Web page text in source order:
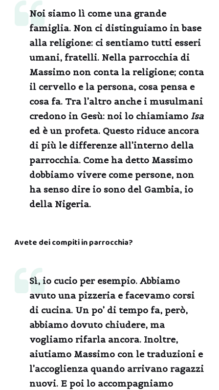
Noi siamo lì come una grande
famiglia. Non ci distinguiamo in base
alla religione: ci sentiamo tutti esseri
umani, fratelli. Nella parrocchia di
Massimo non conta la religione; conta
il cervello e la persona, cosa pensa e
cosa fa. Tra l’altro anche i musulmani
credono in Gesù: noi lo chiamiamo Isa
ed è un profeta. Questo riduce ancora
di più le differenze all’interno della
parrocchia. Come ha detto Massimo
dobbiamo vivere come persone, non
ha senso dire io sono del Gambia, io
della Nigeria.
Avete dei compiti in parrocchia?
Sì, io cucio per esempio. Abbiamo
avuto una pizzeria e facevamo corsi
di cucina. Un po’ di tempo fa, però,
abbiamo dovuto chiudere, ma
vogliamo rifarla ancora. Inoltre,
aiutiamo Massimo con le traduzioni e
l’accoglienza quando arrivano ragazzi
nuovi. E poi lo accompagniamo